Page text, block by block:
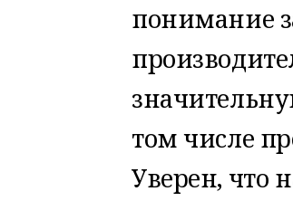
понимание
том числе
Уверен, что